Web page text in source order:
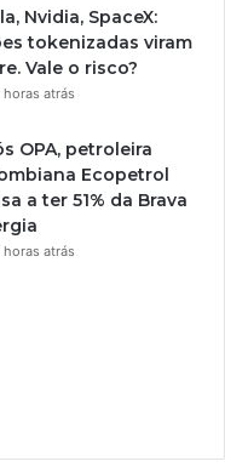
Nvidia, SpaceX:
tokenizadas viram
Vale o risco?
horas atrás
OPA, petroleira
Ecopetrol
a ter 51% da Brava
horas atrás